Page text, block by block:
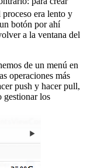
era lento y
botón por ahí
a la ventana del
de un menú en
operaciones más
push y hacer pull,
gestionar los